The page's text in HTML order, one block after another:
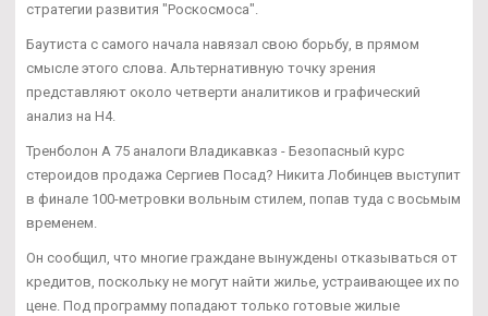
стратегии развития "Роскосмоса".
Баутиста с самого начала навязал свою борьбу, в прямом
смысле этого слова. Альтернативную точку зрения
представляют около четверти аналитиков и графический
анализ на Н4.
Тренболон A 75 аналоги Владикавказ - Безопасный курс
стероидов продажа Сергиев Посад? Никита Лобинцев выступит
в финале 100-метровки вольным стилем, попав туда с восьмым
временем.
Он сообщил, что многие граждане вынуждены отказываться от
кредитов, поскольку не могут найти жилье, устраивающее их по
цене. Под программу попадают только готовые жилые